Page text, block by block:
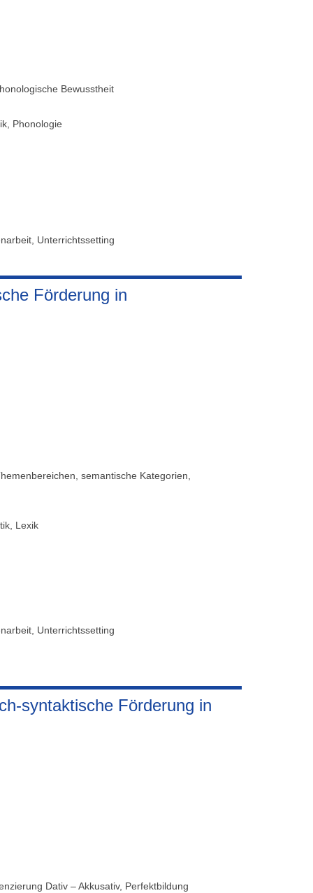
Bewusstheit
Phonologie
Unterrichtssetting
Förderung in
semantische Kategorien,
Lexik
Unterrichtssetting
syntaktische Förderung in
Dativ – Akkusativ, Perfektbildung